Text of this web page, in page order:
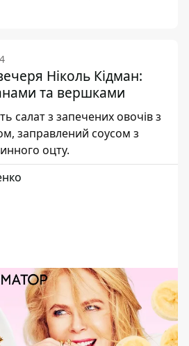
Ніколь Кідман:
та вершками
салат з запечених овочів з
заправлений соусом з
оцту.